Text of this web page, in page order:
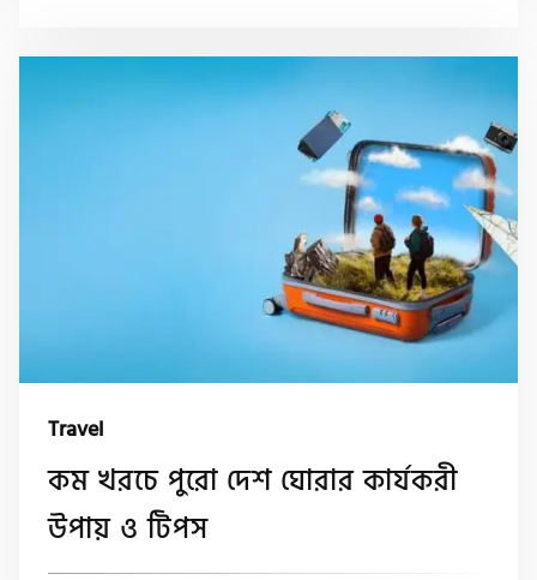
Travel
কম খরচে পুরো দেশ ঘোরার কার্যকরী
উপায় ও টিপস